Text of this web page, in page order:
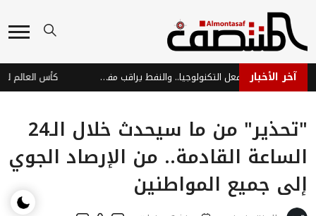
آخر الأخبار أسواق آسيا تتراجع بفعل التكنولوجيا.. والنفط يراقب مفاوضات السلام
"تحذير" من ما سيحدث خلال الـ24
الساعة القادمة.. من الإرصاد الجوي
إلى جميع المواطنين